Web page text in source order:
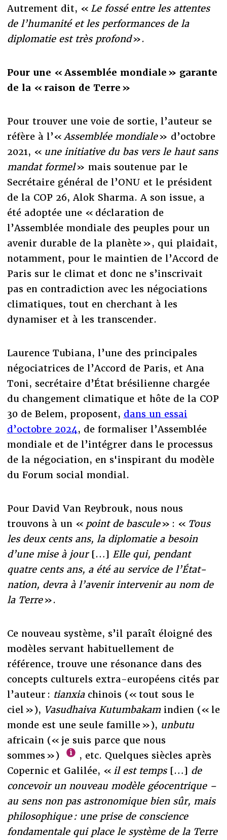
Autrement dit, « Le fossé entre les attentes
de l’humanité et les performances de la
diplomatie est très profond».
Pour une « Assemblée mondiale » garante
de la « raison de Terre »
Pour trouver une voie de sortie, l’auteur se
réfère à l’«Assemblée mondiale» d’octobre
2021, « une initiative du bas vers le haut sans
mandat formel» mais soutenue par le
Secrétaire général de l’ONU et le président
de la COP 26, Alok Sharma. A son issue, a
été adoptée une « déclaration de
l’Assemblée mondiale des peuples pour un
avenir durable de la planète », qui plaidait,
notamment, pour le maintien de l’Accord de
Paris sur le climat et donc ne s’inscrivait
pas en contradiction avec les négociations
climatiques, tout en cherchant à les
dynamiser et à les transcender.
Laurence Tubiana, l’une des principales
négociatrices de l’Accord de Paris, et Ana
Toni, secrétaire d’État brésilienne chargée
du changement climatique et hôte de la COP
30 de Belem, proposent, dans un essai
d’octobre 2024, de formaliser l’Assemblée
mondiale et de l’intégrer dans le processus
de la négociation, en s'inspirant du modèle
du Forum social mondial.
Pour David Van Reybrouk, nous nous
trouvons à un « point de bascule» : « Tous
les deux cents ans, la diplomatie a besoin
d’une mise à jour[…] Elle qui, pendant
quatre cents ans, a été au service de l’État-
nation, devra à l’avenir intervenir au nom de
la Terre».
Ce nouveau système, s’il paraît éloigné des
modèles servant habituellement de
référence, trouve une résonance dans des
concepts culturels extra-européens cités par
l’auteur : tianxiachinois (« tout sous le
ciel »), Vasudhaiva Kutumbakamindien (« le
monde est une seule famille »), unbutu
africain (« je suis parce que nous
sommes »)
, etc. Quelques siècles après
Copernic et Galilée, « il est temps[…] de
concevoir un nouveau modèle géocentrique –
au sens non pas astronomique bien sûr, mais
philosophique : une prise de conscience
fondamentale qui place le système de la Terre